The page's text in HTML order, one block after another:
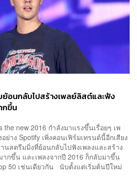
ย้อนกลับไปสร้างเพลย์ลิสต์และฟัง
กขึ้น
the new 2016 กำลังมาแรงขึ้นเรื่อยๆ เพ
ย่าง Spotify เพิ่งคอนเฟิร์มเทรนด์นี้อีกเสียง
นสตรีมมิ่งที่ย้อนกลับไปฟังเพลงและสร้าง
ากขึ้น และเพลงจากปี 2016 ก็กลับมาขึ้น
50 เช่นเดียวกัน นับตั้งแต่เริ่มต้นปีใหม่